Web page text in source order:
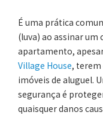
É uma prática
(luva) ao assinar um
apartamento,
Village House, terem
imóveis de aluguel.
segurança é
quaisquer danos